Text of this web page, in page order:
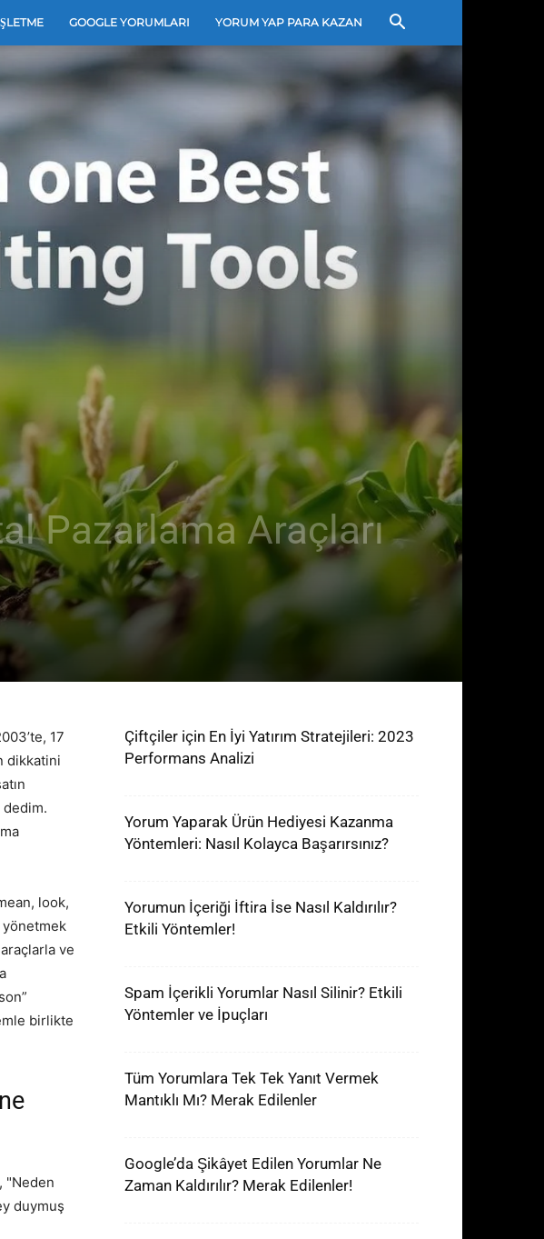
GOOGLE YORUMLARI YORUM YAP PARA KAZAN
Pazarlama Araçları
17
dikkatini
dedim.
look,
yönetmek
ve
birlikte
"Neden
duymuş
Çiftçiler için En İyi Yatırım Stratejileri: 2023
Performans Analizi
Yorum Yaparak Ürün Hediyesi Kazanma
Yöntemleri: Nasıl Kolayca Başarırsınız?
Yorumun İçeriği İftira İse Nasıl Kaldırılır?
Etkili Yöntemler!
Spam İçerikli Yorumlar Nasıl Silinir? Etkili
Yöntemler ve İpuçları
Tüm Yorumlara Tek Tek Yanıt Vermek
Mantıklı Mı? Merak Edilenler
Google’da Şikâyet Edilen Yorumlar Ne
Zaman Kaldırılır? Merak Edilenler!